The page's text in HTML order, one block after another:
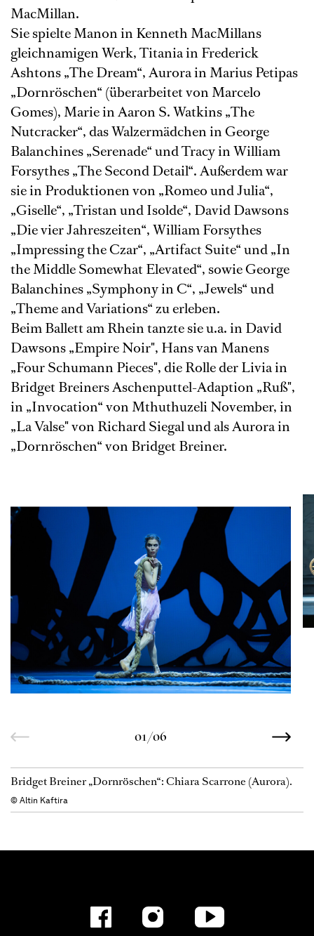
MacMillan.
Sie spielte Manon in Kenneth MacMillans
gleichnamigen Werk, Titania in Frederick
Ashtons „The Dream“, Aurora in Marius Petipas
„Dornröschen“ (überarbeitet von Marcelo
Gomes), Marie in Aaron S. Watkins „The
Nutcracker“, das Walzermädchen in George
Balanchines „Serenade“ und Tracy in William
Forsythes „The Second Detail“. Außerdem war
sie in Produktionen von „Romeo und Julia“,
„Giselle“, „Tristan und Isolde“, David Dawsons
„Die vier Jahreszeiten“, William Forsythes
„Impressing the Czar“, „Artifact Suite“ und „In
the Middle Somewhat Elevated“, sowie George
Balanchines „Symphony in C“, „Jewels“ und
„Theme and Variations“ zu erleben.
Beim Ballett am Rhein tanzte sie u.a. in David
Dawsons „Empire Noir", Hans van Manens
„Four Schumann Pieces", die Rolle der Livia in
Bridget Breiners Aschenputtel-Adaption „Ruß",
in „Invocation“ von Mthuthuzeli November, in
„La Valse" von Richard Siegal und als Aurora in
„Dornröschen“ von Bridget Breiner.
01/06
Bridget Breiner „Dornröschen“: Chiara Scarrone (Aurora).
© Altin Kaftira